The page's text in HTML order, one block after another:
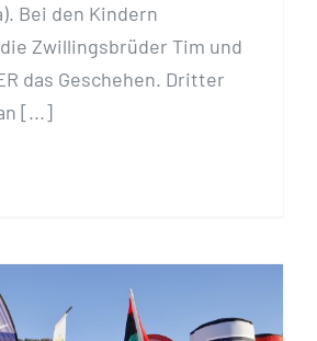
Bei den Kindern
Zwillingsbrüder Tim und
das Geschehen. Dritter
[...]